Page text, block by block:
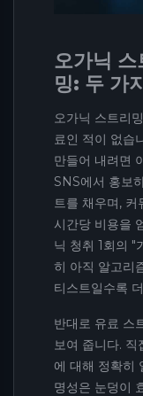
오가닉 스
밍: 두 가
오가닉 스트리
료인 적이 없습
만들어 내려면
SNS에서 홍보
트를 채우며, 커
시간당 비용을
닉 청취 1회의 "
히 아직 알고리
티스트일수록
반대로 유료 스
보여 줍니다. 직
에 대해 정확히
명성은 눈덩이